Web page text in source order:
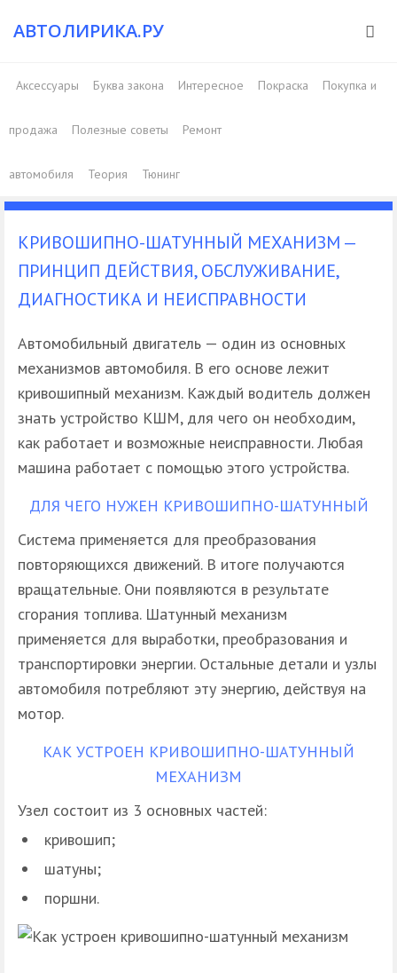
АВТОЛИРИКА.РУ
Аксессуары Буква закона Интересное Покраска Покупка и
продажа Полезные советы Ремонт
автомобиля Теория Тюнинг
КРИВОШИПНО-ШАТУННЫЙ МЕХАНИЗМ —
ПРИНЦИП ДЕЙСТВИЯ, ОБСЛУЖИВАНИЕ,
ДИАГНОСТИКА И НЕИСПРАВНОСТИ
Автомобильный двигатель — один из основных
механизмов автомобиля. В его основе лежит
кривошипный механизм. Каждый водитель должен
знать устройство КШМ, для чего он необходим,
как работает и возможные неисправности. Любая
машина работает с помощью этого устройства.
ДЛЯ ЧЕГО НУЖЕН КРИВОШИПНО-ШАТУННЫЙ
Система применяется для преобразования
повторяющихся движений. В итоге получаются
вращательные. Они появляются в результате
сгорания топлива. Шатунный механизм
применяется для выработки, преобразования и
транспортировки энергии. Остальные детали и узлы
автомобиля потребляют эту энергию, действуя на
мотор.
КАК УСТРОЕН КРИВОШИПНО-ШАТУННЫЙ
МЕХАНИЗМ
Узел состоит из 3 основных частей:
кривошип;
шатуны;
поршни.